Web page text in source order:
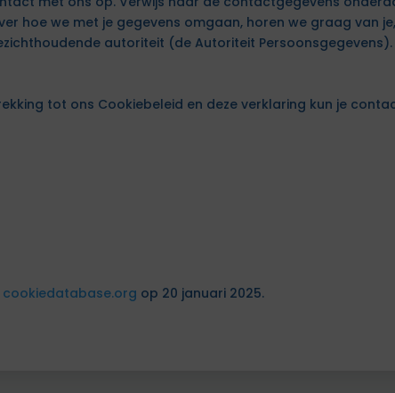
hoe we met je gegevens omgaan, horen we graag van
autoriteit (de Autoriteit Persoonsgegevens).
tot ons Cookiebeleid en deze verklaring kun je
cookiedatabase.org op 20 januari 2025.